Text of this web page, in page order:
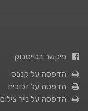
פיקשר בפייסבוק
הדפסה על קנבס
הדפסה על זכוכית
הדפסה על נייר צילום